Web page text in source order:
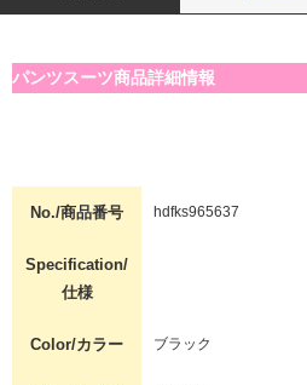
パンツスーツ商品詳細情報
No./商品番号 hdfks965637
Specification/
仕様
Color/カラー ブラック